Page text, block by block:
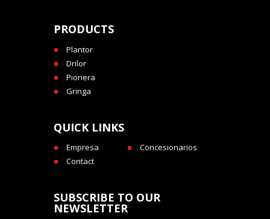
PRODUCTS
Plantor
Drilor
Pionera
Gringa
QUICK LINKS
Empresa
Concesionarios
Contact
SUBSCRIBE TO OUR
NEWSLETTER